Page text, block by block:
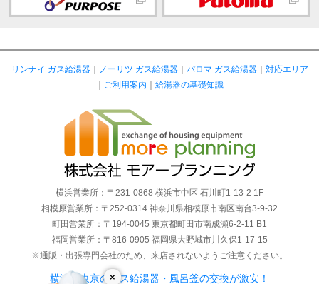
×
リンナイ ガス給湯器｜ ノーリツ ガス給湯器｜ パロマ ガス給湯器｜ 対応エリア
｜ ご利用案内 ｜ 給湯器の基礎知識
横浜営業所：〒231-0868 横浜市中区 石川町1-13-2 1F
相模原営業所：〒252-0314 神奈川県相模原市南区南台3-9-32
町田営業所：〒194-0045 東京都町田市南成瀬6-2-11 B1
福岡営業所：〒816-0905 福岡県大野城市川久保1-17-15
※通販・出張専門会社のため、来店されないようご注意ください。
横浜・東京のガス給湯器・風呂釜の交換が激安！